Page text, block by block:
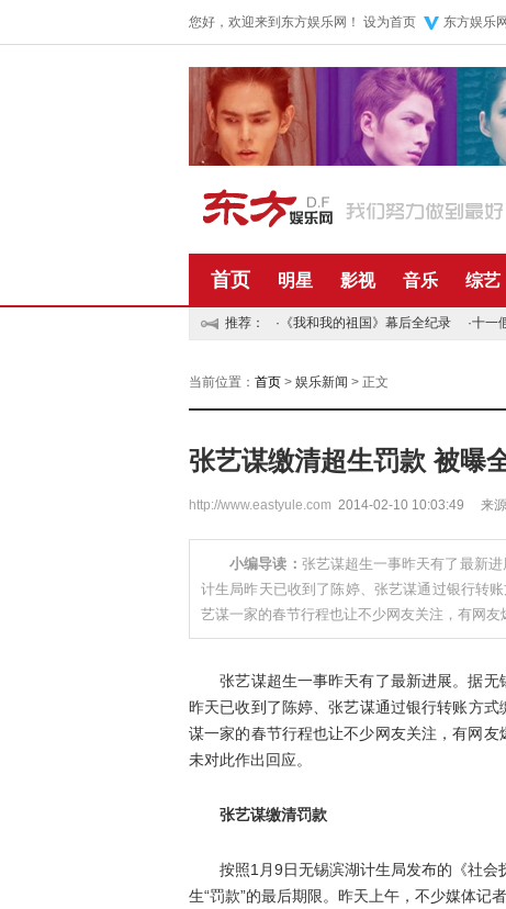
您好，欢迎来到东方娱乐网！ 设为首页 东方娱乐
首页 明星 影视 音乐 综艺
推荐： · 《我和我的祖国》幕后全纪录 ·十一
当前位置： 首页 > 娱乐新闻 > 正文
张艺谋缴清超生罚款 被曝
http://www.eastyule.com 2014-02-10 10:03:49 来
小编导读： 张艺谋超生一事昨天有了最新
计生局昨天已收到了陈婷、张艺谋通过银行转
艺谋一家的春节行程也让不少网友关注，有网友
张艺谋超生一事昨天有了最新进展。据无
昨天已收到了陈婷、张艺谋通过银行转账方
谋一家的春节行程也让不少网友关注，有网
未对此作出回应。
张艺谋缴清罚款
按照1月9日无锡滨湖计生局发布的《社会
生“罚款”的最后期限。昨天上午，不少媒体记